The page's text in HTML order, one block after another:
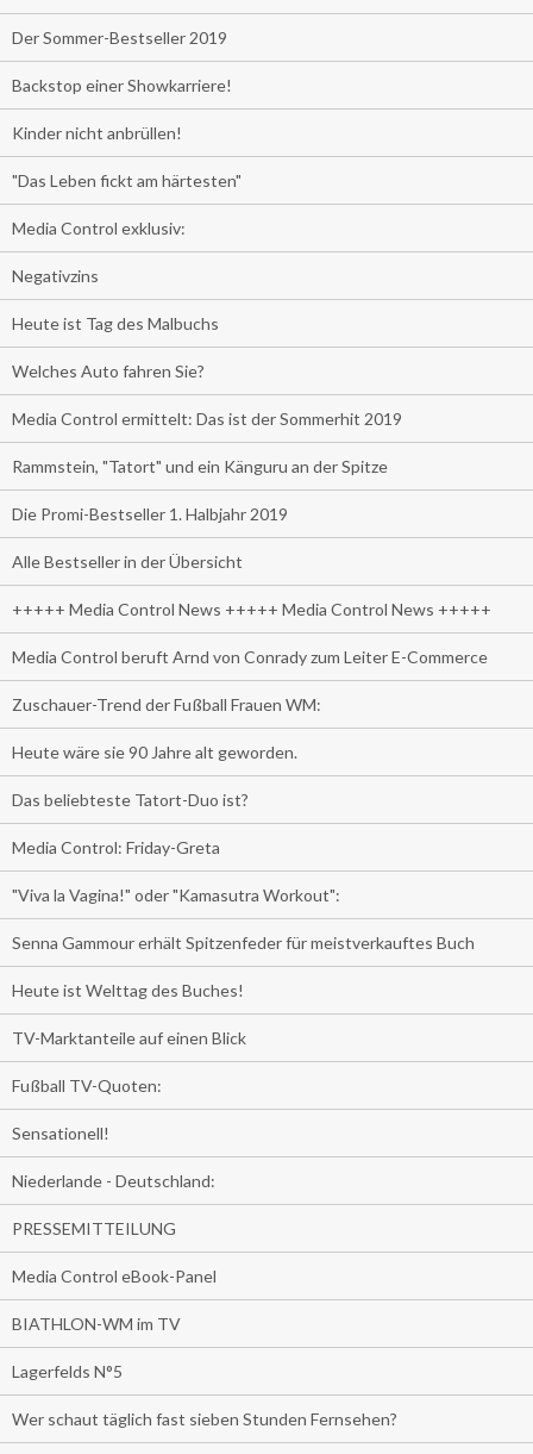
Der Sommer-Bestseller 2019
Backstop einer Showkarriere!
Kinder nicht anbrüllen!
"Das Leben fickt am härtesten"
Media Control exklusiv:
Negativzins
Heute ist Tag des Malbuchs
Welches Auto fahren Sie?
Media Control ermittelt: Das ist der Sommerhit 2019
Rammstein, "Tatort" und ein Känguru an der Spitze
Die Promi-Bestseller 1. Halbjahr 2019
Alle Bestseller in der Übersicht
+++++ Media Control News +++++ Media Control News +++++
Media Control beruft Arnd von Conrady zum Leiter E-Commerce
Zuschauer-Trend der Fußball Frauen WM:
Heute wäre sie 90 Jahre alt geworden.
Das beliebteste Tatort-Duo ist?
Media Control: Friday-Greta
"Viva la Vagina!" oder "Kamasutra Workout":
Senna Gammour erhält Spitzenfeder für meistverkauftes Buch
Heute ist Welttag des Buches!
TV-Marktanteile auf einen Blick
Fußball TV-Quoten:
Sensationell!
Niederlande - Deutschland:
PRESSEMITTEILUNG
Media Control eBook-Panel
BIATHLON-WM im TV
Lagerfelds N°5
Wer schaut täglich fast sieben Stunden Fernsehen?